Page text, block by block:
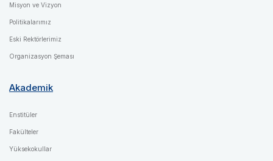
Misyon ve Vizyon
Politikalarımız
Eski Rektörlerimiz
Organizasyon Şeması
Akademik
Enstitüler
Fakülteler
Yüksekokullar